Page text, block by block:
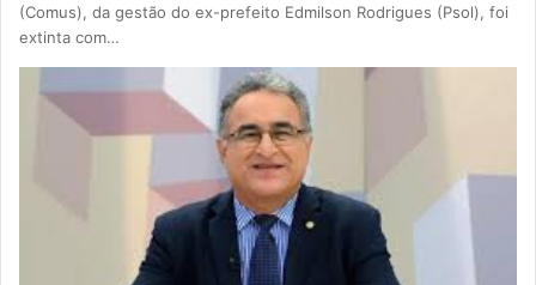
(Comus), da gestão do ex-prefeito Edmilson Rodrigues (Psol), foi
extinta com…